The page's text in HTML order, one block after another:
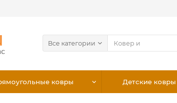
Все категории
ковры Детские ковры